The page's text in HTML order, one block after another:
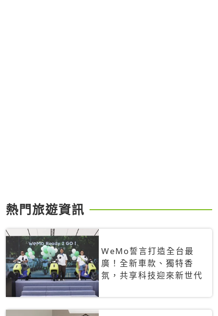
熱門旅遊資訊
WeMo誓言打造全台最
廣！全新車款、獨特香
氛，共享科技迎來新世代